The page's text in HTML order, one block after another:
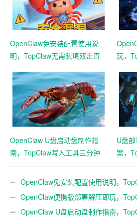
OpenClaw免安装配置使用说
明，TopClaw无需装填双击直
玩，
OpenClaw U盘启动盘制作指
南，TopClaw写入工具三分钟
U盘
案，
OpenClaw免安装配置使用说明，
连飞书OpenClaw便携版部署解压即玩，
免费满血
OpenClaw U盘启动盘制作指南，